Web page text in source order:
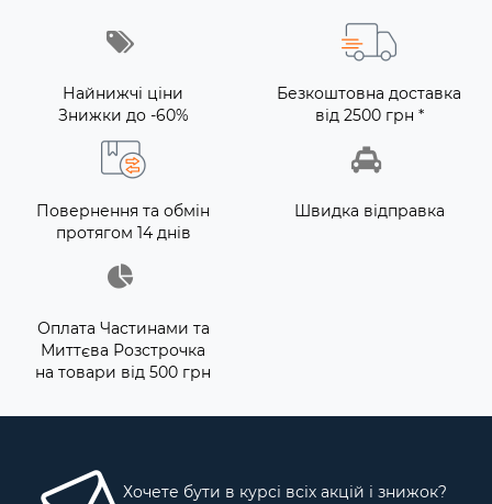
Найнижчі ціни
Знижки до -60%
Безкоштовна доставка
від 2500 грн *
Повернення та обмін
протягом 14 днів
Швидка відправка
Оплата Частинами та
Миттєва Розстрочка
на товари від 500 грн
Хочете бути в курсі всіх акцій і знижок?